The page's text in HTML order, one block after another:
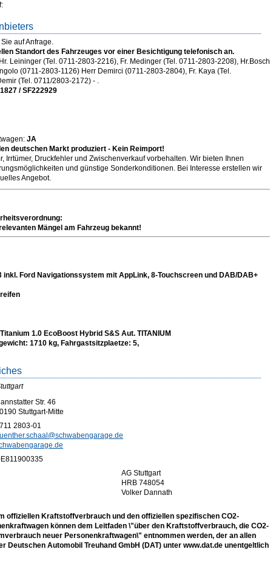
auf Anfrage.
Standort des Fahrzeuges vor einer Besichtigung telefonisch an.
Leininger (Tel. 0711-2803-2216), Fr. Medinger (Tel. 0711-2803-2208), Hr.Bosch
(0711-2803-1126) Herr Demirci (0711-2803-2804), Fr. Kaya (Tel.
(Tel. 0711/2803-2172) - .
/ SF222929
JA
deutschen Markt produziert - Kein Reimport!
Irrtümer, Druckfehler und Zwischenverkauf vorbehalten. Wir bieten Ihnen
und günstige Sonderkonditionen. Bei Interesse erstellen wir
Angebot.
Mängel am Fahrzeug bekannt!
inkl. Ford Navigationssystem mit AppLink, 8-Touchscreen und DAB/DAB+
1.0 EcoBoost Hybrid S&S Aut. TITANIUM
1710 kg, Fahrgastsitzplaetze: 5,
Str. 46
Stuttgart-Mitte
2803-01
AG Stuttgart
HRB 748054
Volker Dannath
offiziellen Kraftstoffverbrauch und den offiziellen spezifischen CO2-
können dem Leitfaden \"über den Kraftstoffverbrauch, die CO2-
neuer Personenkraftwagen\" entnommen werden, der an allen
Deutschen Automobil Treuhand GmbH (DAT) unter www.dat.de unentgeltlich